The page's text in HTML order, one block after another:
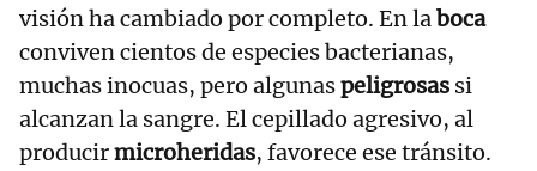
visión ha cambiado por completo. En laboca
conviven cientos de especies bacterianas,
muchas inocuas, pero algunaspeligrosas si
alcanzan la sangre. El cepillado agresivo, al
producirmicroheridas, favorece ese tránsito.